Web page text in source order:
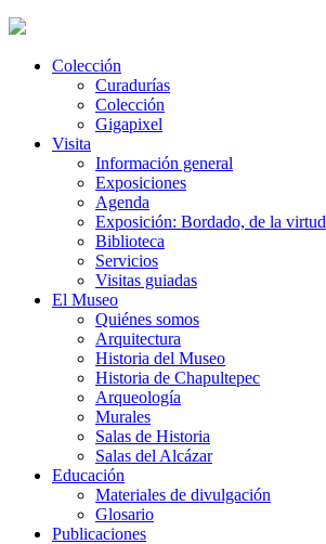
Colección
Curadurías
Colección
Gigapixel
Visita
Información general
Exposiciones
Agenda
Exposición: Bordado, de la virtud
Biblioteca
Servicios
Visitas guiadas
El Museo
Quiénes somos
Arquitectura
Historia del Museo
Historia de Chapultepec
Arqueología
Murales
Salas de Historia
Salas del Alcázar
Educación
Materiales de divulgación
Glosario
Publicaciones